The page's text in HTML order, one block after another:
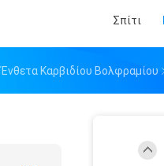
Σπίτι
Ένθετα Καρβιδίου Βολφραμίου